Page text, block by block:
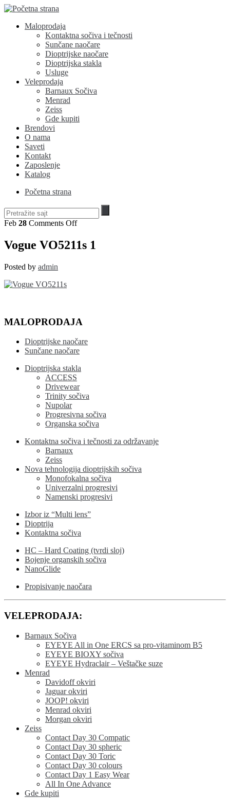
Maloprodaja
Kontaktna sočiva i tečnosti
Sunčane naočare
Dioptrijske naočare
Dioptrijska stakla
Usluge
Veleprodaja
Barnaux Sočiva
Menrad
Zeiss
Gde kupiti
Brendovi
O nama
Saveti
Kontakt
Zaposlenje
Katalog
Početna strana
Feb 28 Comments Offon
VO5211s
1
Vogue VO5211s 1
Posted by admin
MALOPRODAJA
Dioptrijske naočare
Sunčane naočare
Dioptrijska stakla
ACCESS
Drivewear
Trinity sočiva
Nupolar
Progresivna sočiva
Organska sočiva
Kontaktna sočiva i tečnosti za održavanje
Barnaux
Zeiss
Nova tehnologija dioptrijskih sočiva
Monofokalna sočiva
Univerzalni progresivi
Namenski progresivi
Izbor iz “Multi lens”
Dioptrija
Kontaktna sočiva
HC – Hard Coating (tvrdi sloj)
Bojenje organskih sočiva
NanoGlide
Propisivanje naočara
VELEPRODAJA:
Barnaux Sočiva
EYEYE All in One ERCS sa pro-vitaminom B5
EYEYE BIOXY sočiva
EYEYE Hydraclair – Veštačke suze
Menrad
Davidoff okviri
Jaguar okviri
JOOP! okviri
Menrad okviri
Morgan okviri
Zeiss
Contact Day 30 Compatic
Contact Day 30 spheric
Contact Day 30 Toric
Contact Day 30 colours
Contact Day 1 Easy Wear
All In One Advance
Gde kupiti